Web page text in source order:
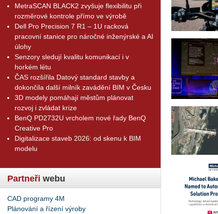
MetraSCAN BLACK2 zvyšuje flexibilitu při
rozměrové kontrole přímo ve výrobě
Dell Pro Precision 7 R1 – 1U racková
pracovní stanice pro náročné inženýrské a AI
úlohy
Senzory sledují kvalitu komunikací i v
horkém létu
ČAS rozšířila Datový standard stavby a
dokončila další milník zavádění BIM v Česku
3D modely pomáhají městům plánovat
rozvoj i zvládat krize
BenQ PD2732U vrcholem nové řady BenQ
Creative Pro
Digitalizace staveb 2026: od skenu k BIM
modelu
Partneři webu
CAD programy 4M
Plánování a řízení výroby